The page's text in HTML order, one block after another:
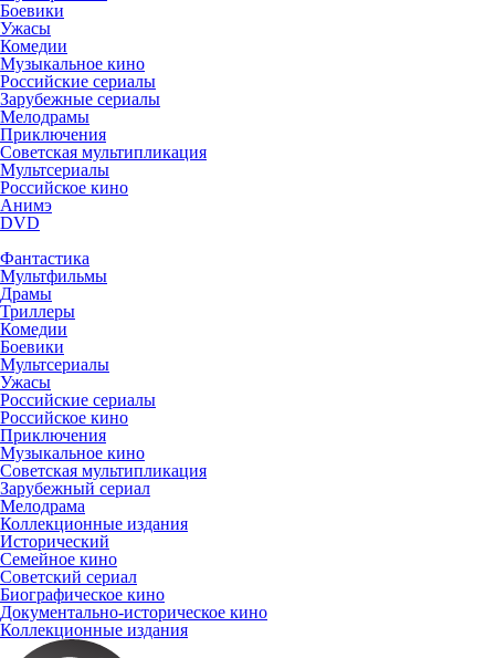
Боевики
Ужасы
Комедии
Музыкальное кино
Российские сериалы
Зарубежные сериалы
Мелодрамы
Приключения
Советская мультипликация
Мультсериалы
Российское кино
Анимэ
DVD
Фантастика
Мультфильмы
Драмы
Триллеры
Комедии
Боевики
Мультсериалы
Ужасы
Российские сериалы
Российское кино
Приключения
Музыкальное кино
Советская мультипликация
Зарубежный сериал
Мелодрама
Коллекционные издания
Исторический
Семейное кино
Советский сериал
Биографическое кино
Документально-историческое кино
Коллекционные издания